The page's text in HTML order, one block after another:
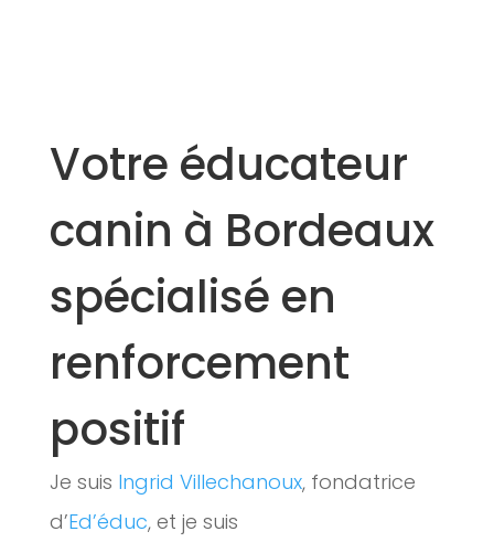
Votre éducateur
canin à Bordeaux
spécialisé en
renforcement
positif
Je suis Ingrid Villechanoux, fondatrice
d’Ed’éduc, et je suis